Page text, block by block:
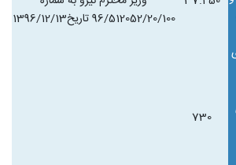
96/512052/20/100 تاریخ1396/12/13
730